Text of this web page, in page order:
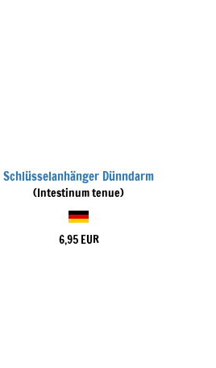
Schlüsselanhänger Dünndarm
(Intestinum tenue)
6,95 EUR